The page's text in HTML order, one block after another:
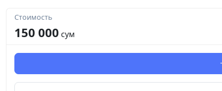
Стоимость
150 000 сум